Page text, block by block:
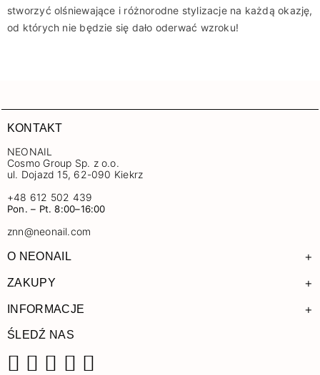
stworzyć olśniewające i różnorodne stylizacje na każdą okazję,
od których nie będzie się dało oderwać wzroku!
KONTAKT
NEONAIL
Cosmo Group Sp. z o.o.
ul. Dojazd 15, 62-090 Kiekrz
+48 612 502 439
Pon. – Pt. 8:00–16:00
znn@neonail.com
O NEONAIL +
ZAKUPY +
INFORMACJE +
ŚLEDŹ NAS